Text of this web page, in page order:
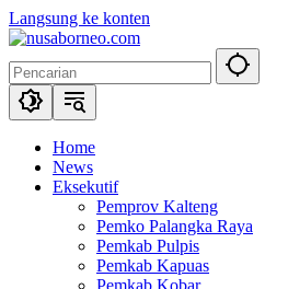
Langsung ke konten
Home
News
Eksekutif
Pemprov Kalteng
Pemko Palangka Raya
Pemkab Pulpis
Pemkab Kapuas
Pemkab Kobar